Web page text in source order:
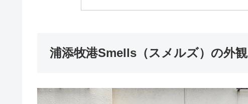
浦添牧港Smells（スメルズ）の外観